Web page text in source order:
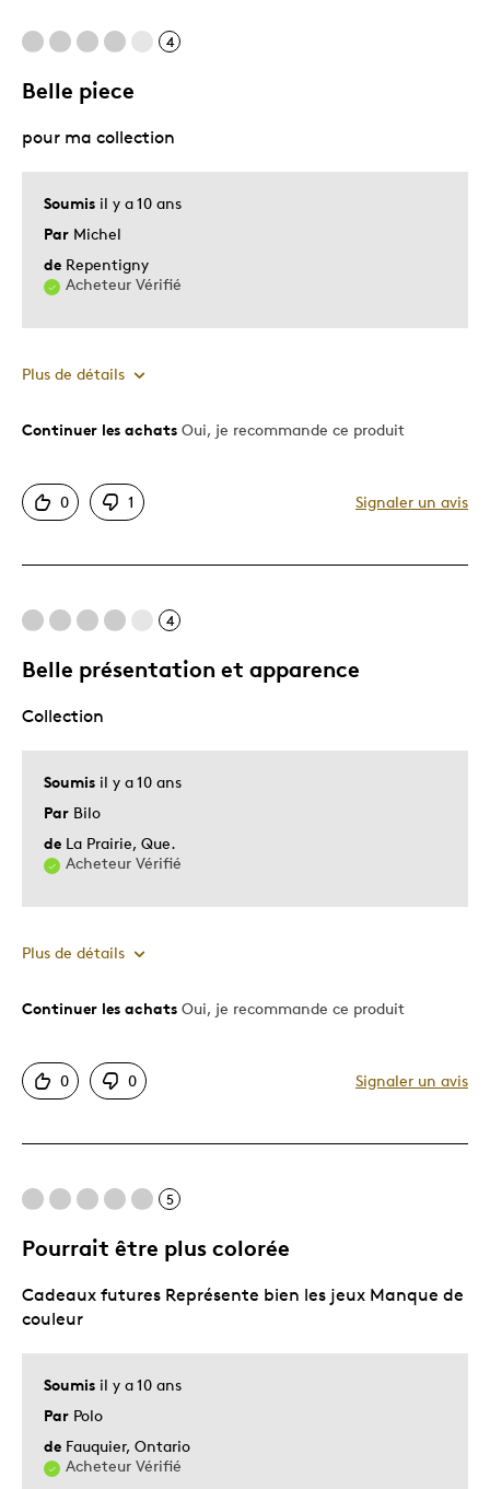
4
Belle piece
Soumis il y a 10 ans
Par Michel
de Repentigny
Acheteur Vérifié
pour ma collection
Plus de détails
Le pour
Décrivez-vous
Continuer les achats Oui, je recommande ce produit
0 1 Signaler un avis
4
Belle présentation et apparence
Soumis il y a 10 ans
Par Bilo
de La Prairie, Que.
Acheteur Vérifié
Collection
Plus de détails
Le pour
Décrivez-vous
Continuer les achats Oui, je recommande ce produit
0 0 Signaler un avis
5
Pourrait être plus colorée
Soumis il y a 10 ans
Par Polo
de Fauquier, Ontario
Acheteur Vérifié
Cadeaux futures Représente bien les jeux Manque de
couleur